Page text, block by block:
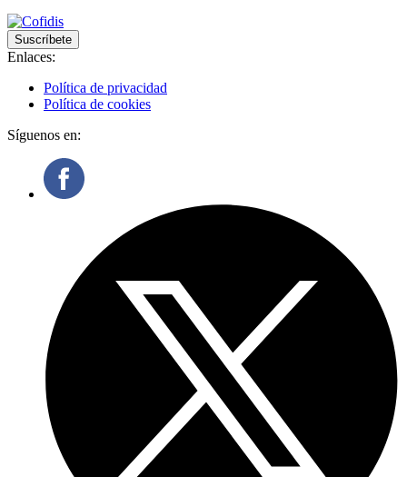
Suscríbete
Enlaces:
Política de privacidad
Política de cookies
Síguenos en: